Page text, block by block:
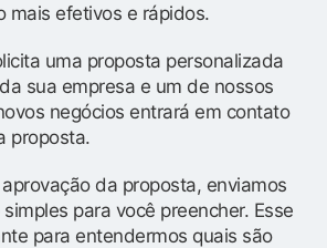
mais efetivos e rápidos.
uma proposta personalizada
sua empresa e um de nossos
negócios entrará em contato
proposta.
da proposta, enviamos
para você preencher. Esse
para entendermos quais são